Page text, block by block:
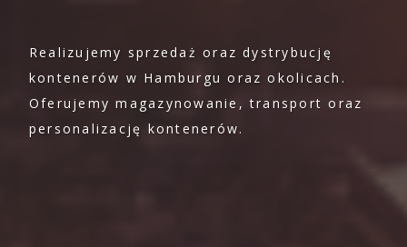
Realizujemy sprzedaż oraz dystrybucję
kontenerów w Hamburgu oraz okolicach.
Oferujemy magazynowanie, transport oraz
personalizację kontenerów.